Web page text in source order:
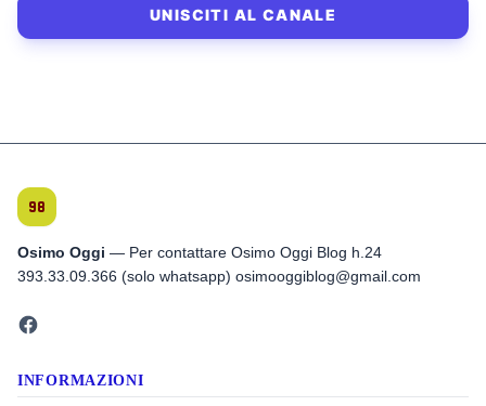
UNISCITI AL CANALE
Osimo Oggi — Per contattare Osimo Oggi Blog h.24
393.33.09.366 (solo whatsapp) osimooggiblog@gmail.com
INFORMAZIONI